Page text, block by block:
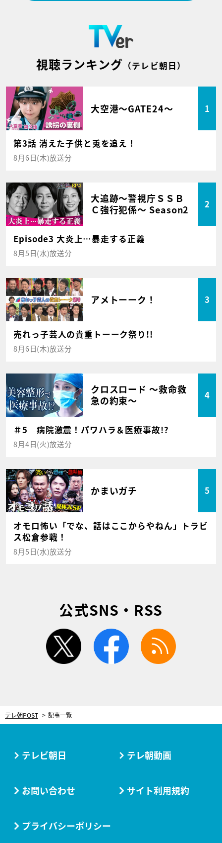
視聴ランキング （テレビ朝日）
大空港～GATE24～ 1
第3話 消えた子供と兎を追え！
8月6日(木)放送分
大追跡～警視庁ＳＳＢ
Ｃ強行犯係～ Season2
2
Episode3 大炎上…暴走する正義
8月5日(水)放送分
アメトーーク！ 3
売れっ子芸人の貴重トーーク祭り!!
8月6日(木)放送分
クロスロード ～救命救
急の約束～
4
＃5 病院激震！パワハラ＆医療事故!?
8月4日(火)放送分
かまいガチ 5
オモロ怖い「でな、話はここからやねん」トラビ
ス松倉参戦！
8月5日(水)放送分
公式SNS・RSS
twitter facebook
テレ朝POST 記事一覧
テレビ朝日 テレ朝動画
お問い合わせ サイト利用規約
プライバシーポリシー